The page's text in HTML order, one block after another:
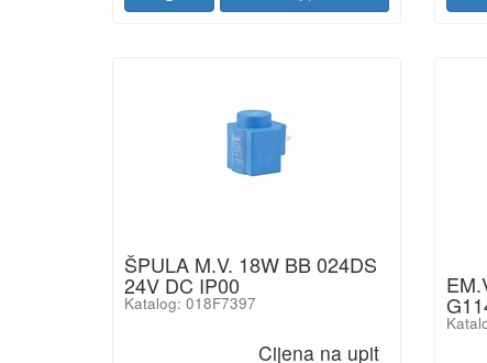
ŠPULA M.V. 18W BB 024DS
24V DC IP00
Katalog: 018F7397
Cijena na upit